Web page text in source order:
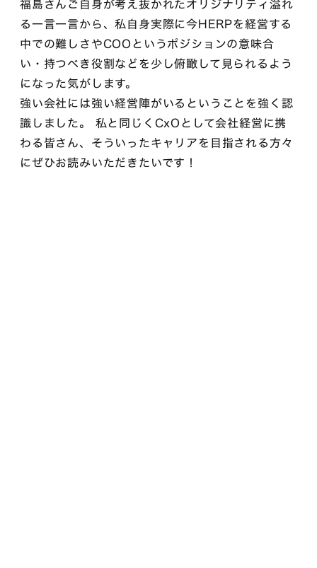
福島さんご自身が考え抜かれたオリジナリティ溢れ
る一言一言から、私自身実際に今HERPを経営する
中での難しさやCOOというポジションの意味合
い・持つべき役割などを少し俯瞰して見られるよう
になった気がします。
強い会社には強い経営陣がいるということを強く認
識しました。 私と同じくCxOとして会社経営に携
わる皆さん、そういったキャリアを目指される方々
にぜひお読みいただきたいです！